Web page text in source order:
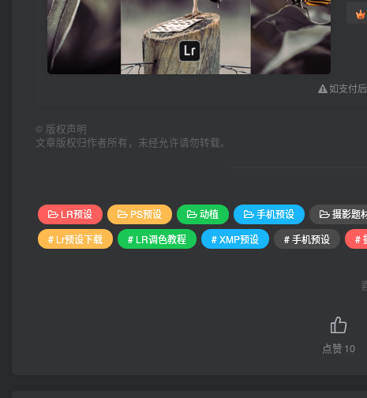
如支付
© 版权声明
文章版权归作者所有，未经允许请勿转载。
LR预设 PS预设 动植 手机预设 摄影题
# Lr预设下载
# LR调色教程 # XMP预设 # 手机预设 #
点赞 10